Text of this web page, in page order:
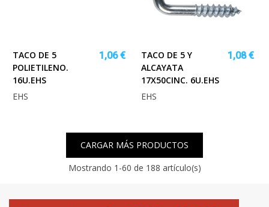
TACO DE 5
POLIETILENO.
16U.EHS
1,06 €
EHS
TACO DE 5 Y
ALCAYATA
17X50CINC. 6U.EHS
1,08 €
EHS
CARGAR MÁS PRODUCTOS
Mostrando 1 -60 de 188 artículo(s)